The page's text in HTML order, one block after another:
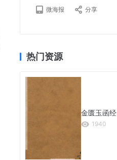
微海报 分享
热门资源
金匮玉函经
1940